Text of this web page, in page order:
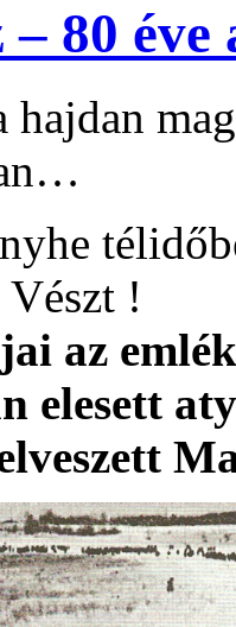
– 80
hajdan
!
az
elesett